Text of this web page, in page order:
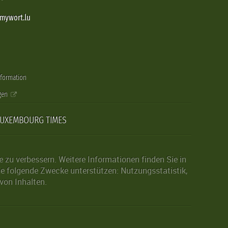
TIMES
verbessern. Weitere Informationen finden Sie in
folgende Zwecke unterstützen: Nutzungsstatistik,
Inhalten.